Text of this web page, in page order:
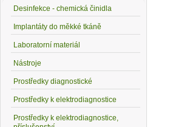
Desinfekce - chemická činidla
Implantáty do měkké tkáně
Laboratorní materiál
Nástroje
Prostředky diagnostické
Prostředky k elektrodiagnostice
Prostředky k elektrodiagnostice,